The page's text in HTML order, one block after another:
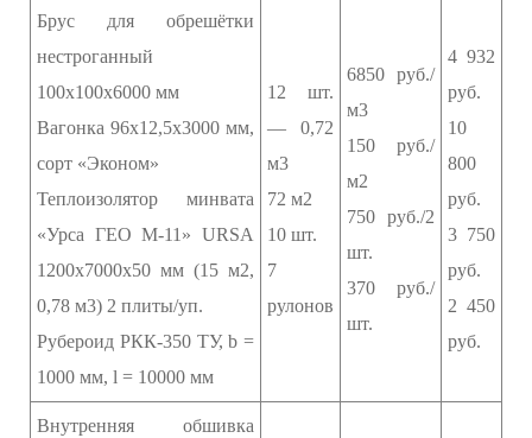
Брус для обрешётки
нестроганный
100х100х6000 мм
Вагонка 96х12,5х3000 мм,
сорт «Эконом»
Теплоизолятор минвата
«Урса ГЕО М-11» URSA
1200х7000х50 мм (15 м2,
0,78 м3) 2 плиты/уп.
Рубероид РКК-350 ТУ, b =
1000 мм, l = 10000 мм
12 шт.
— 0,72
м3
72 м2
10 шт.
7
рулонов
6850 руб./
м3
150 руб./
м2
750 руб./2
шт.
370 руб./
шт.
4 932
руб.
10
800
руб.
3 750
руб.
2 450
руб.
Внутренняя обшивка